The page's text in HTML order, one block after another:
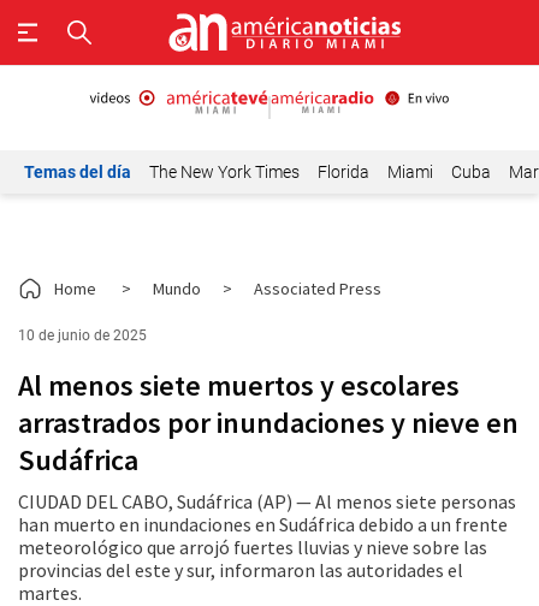
Temas del día The New York Times Florida Miami Cuba
Home > Mundo > Associated Press
10 de junio de 2025
Al menos siete muertos y escolares
arrastrados por inundaciones y nieve en
Sudáfrica
CIUDAD DEL CABO, Sudáfrica (AP) — Al menos siete personas
han muerto en inundaciones en Sudáfrica debido a un frente
meteorológico que arrojó fuertes lluvias y nieve sobre las
provincias del este y sur, informaron las autoridades el
martes.